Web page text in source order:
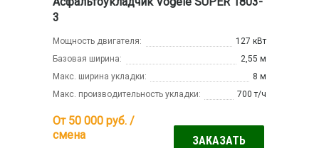
3
Мощность двигателя:
127 кВт
Базовая ширина:
2,55 м
Макс. ширина укладки:
8 м
Макс. производительность укладки:
700 т/ч
От 50 000 руб. /
смена
ЗАКАЗАТЬ